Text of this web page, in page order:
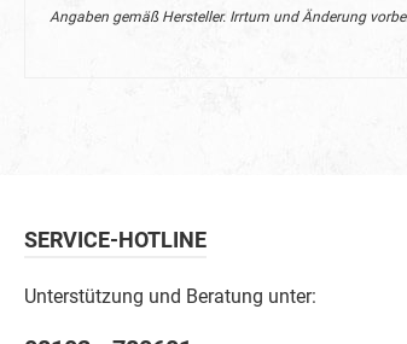
Angaben gemäß Hersteller. Irrtum und Änderung
SERVICE-HOTLINE
Unterstützung und Beratung unter: